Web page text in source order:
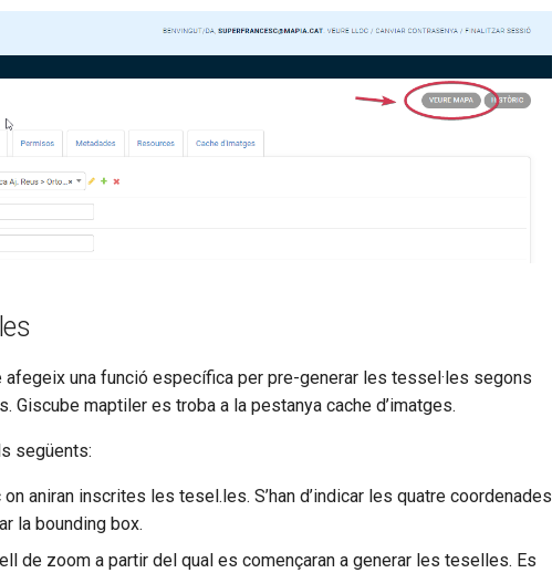
afegeix una funció específica per pre-generar les tessel·les segons
Giscube maptiler es troba a la pestanya cache d’imatges.
següents:
on aniran inscrites les tesel.les. S’han d’indicar les quatre coordenades
la bounding box.
de zoom a partir del qual es començaran a generar les teselles. Es